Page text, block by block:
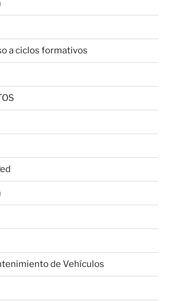
a ciclos formativos
de Vehículos